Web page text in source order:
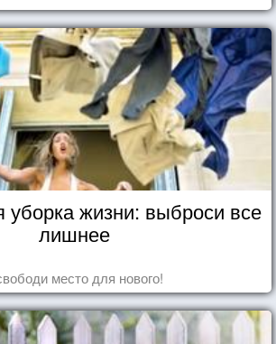
уборка жизни: выброси все
лишнее
место для нового!